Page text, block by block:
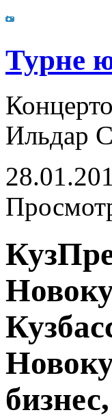
Турне
Ильдар